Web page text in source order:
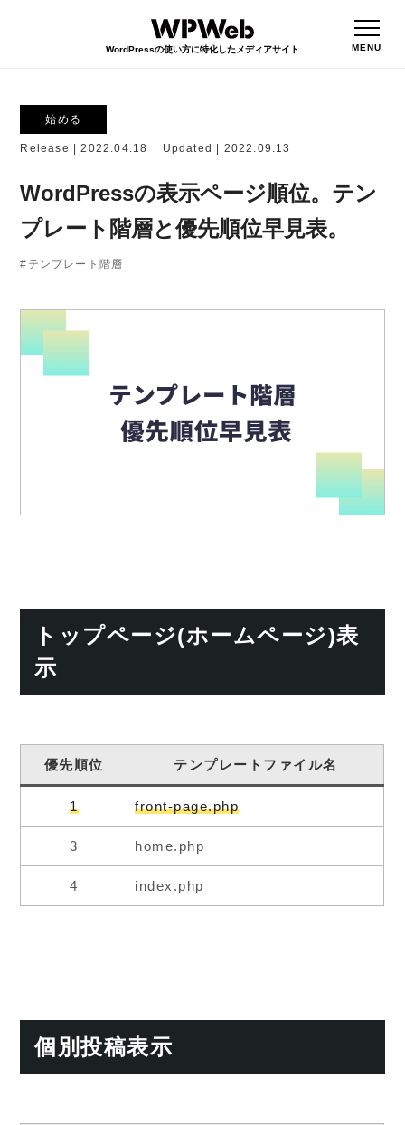
始める
Release |2022.04.18 Updated | 2022.09.13
WordPressの表示ページ順位。テン
プレート階層と優先順位早見表。
テンプレート階層
トップページ(ホームページ)表
示
優先順位 テンプレートファイル名
1 front-page.php
3 home.php
4 index.php
個別投稿表示